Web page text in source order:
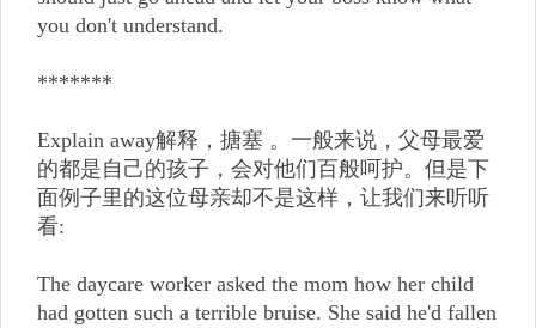
you don't understand.
*******
Explain away解释，搪塞 。一般来说，父母最爱
的都是自己的孩子，会对他们百般呵护。但是下
面例子里的这位母亲却不是这样，让我们来听听
看:
The daycare worker asked the mom how her child
had gotten such a terrible bruise. She said he'd fallen